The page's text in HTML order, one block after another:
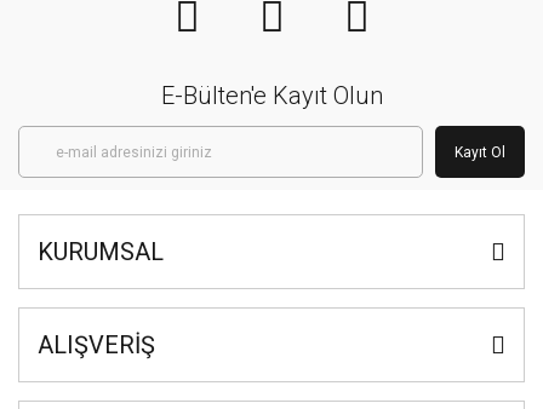
E-Bülten'e Kayıt Olun
Kayıt Ol
KURUMSAL
ALIŞVERİŞ